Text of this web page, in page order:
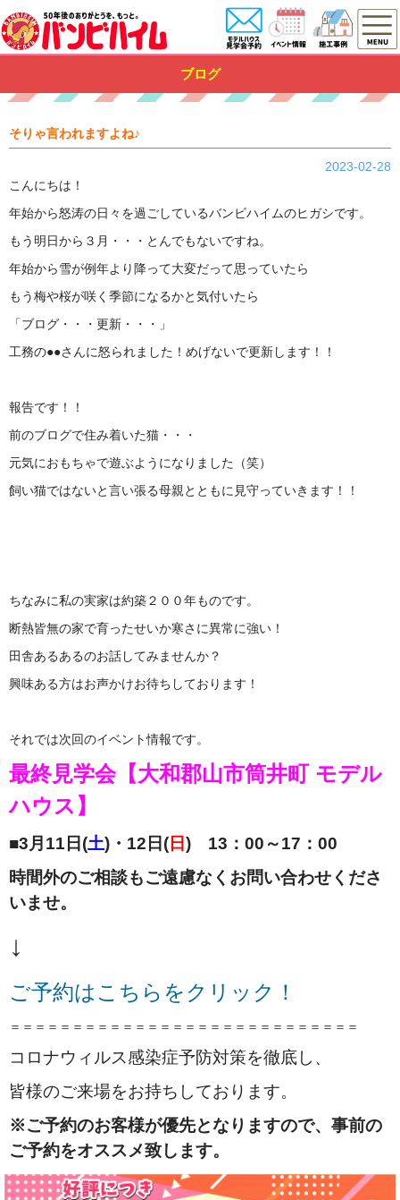
ブログ
そりゃ言われますよね♪
2023-02-28
こんにちは！
年始から怒涛の日々を過ごしているバンビハイムのヒガシです。
もう明日から３月・・・とんでもないですね。
年始から雪が例年より降って大変だって思っていたら
もう梅や桜が咲く季節になるかと気付いたら
「ブログ・・・更新・・・」
工務の●●さんに怒られました！ めげないで更新します！！
報告です！！
前のブログで住み着いた猫・・・
元気におもちゃで遊ぶようになりました（笑）
飼い猫ではないと言い張る母親とともに見守っていきます！！
ちなみに私の実家は約築２００年ものです。
断熱皆無の家で育ったせいか寒さに異常に強い！
田舎あるあるのお話してみませんか？
興味ある方はお声かけお待ちしております！
それでは次回のイベント情報です。
最終見学会【大和郡山市筒井町 モデル
ハウス】
■3月11日(土)・12日( 日) 13：00～17：00
時間外のご相談もご遠慮なくお問い合わせくださ
いませ。
↓
ご予約はこちらをクリック！
＝＝＝＝＝＝＝＝＝＝＝＝＝＝＝＝＝＝＝＝＝＝＝＝＝＝＝＝
コロナウィルス感染症予防対策を徹底し、
皆様のご来場をお持ちしております。
※ご予約のお客様が優先となりますので、事前の
ご予約をオススメ致します。